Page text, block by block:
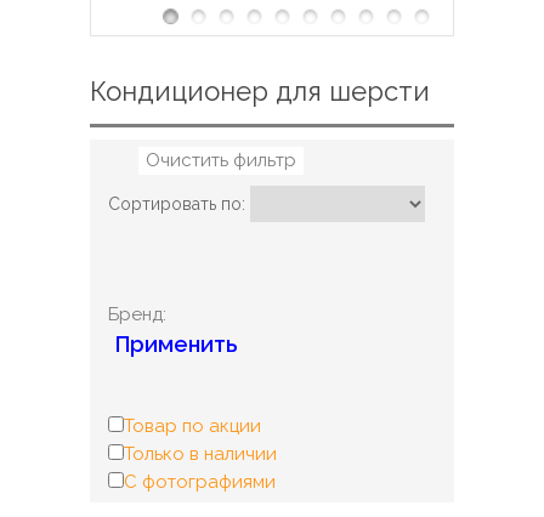
Кондиционер для шерсти
Очистить фильтр
Сортировать по:
Бренд:
Применить
Товар по акции
Только в наличии
С фотографиями